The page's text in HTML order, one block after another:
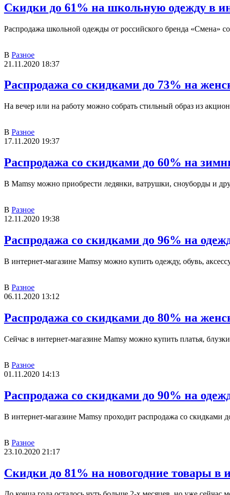
Скидки до 61% на школьную одежду в
Распродажа школьной одежды от российского бренда «Смена»
В Разное
21.11.2020 18:37
Распродажа со скидками до 73% на
На вечер или на работу можно собрать стильный образ из
В Разное
17.11.2020 19:37
Распродажа со скидками до 60% на
В Mamsy можно приобрести ледянки, ватрушки, сноуборды и
В Разное
12.11.2020 19:38
Распродажа со скидками до 96% на
В интернет-магазине Mamsy можно купить одежду, обувь,
В Разное
06.11.2020 13:12
Распродажа со скидками до 80% на
Сейчас в интернет-магазине Mamsy можно купить платья,
В Разное
01.11.2020 14:13
Распродажа со скидками до 90% на
В интернет-магазине Mamsy проходит распродажа со скидками
В Разное
23.10.2020 21:17
Скидки до 81% на новогодние товары в